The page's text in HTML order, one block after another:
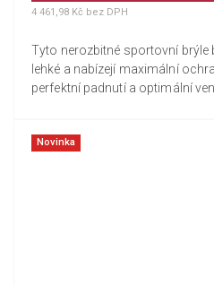
4 461,98 Kč bez DPH
Tyto nerozbitné sportovní brýle
lehké a nabízejí maximální
perfektní padnutí a optimální
Novinka